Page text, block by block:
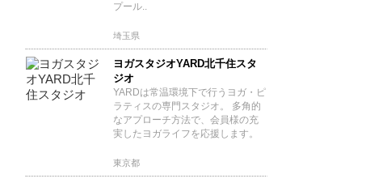
プール..
埼玉県
ヨガスタジオYARD北千住スタ
ジオ
YARDは常温環境下で行うヨガ・ピ
ラティスの専門スタジオ。 多角的
なアプローチ方法で、会員様の充
実したヨガライフを応援します。
東京都